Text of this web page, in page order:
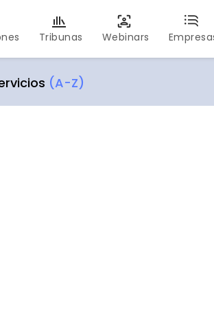
Tribunas Webinars
(A-Z)